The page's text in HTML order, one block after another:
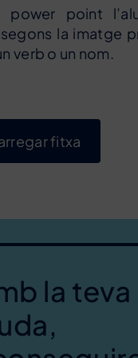
power point
la imatge
verb o un nom.
fitxa
la teva